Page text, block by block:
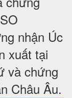
nhận Úc
xuất tại
và chứng
Châu Âu.